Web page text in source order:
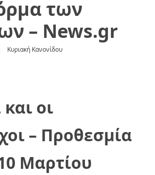
των
– News.gr
Κυριακή Κανονίδου
οι
– Προθεσμία
Μαρτίου